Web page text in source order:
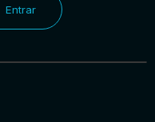
Entrar